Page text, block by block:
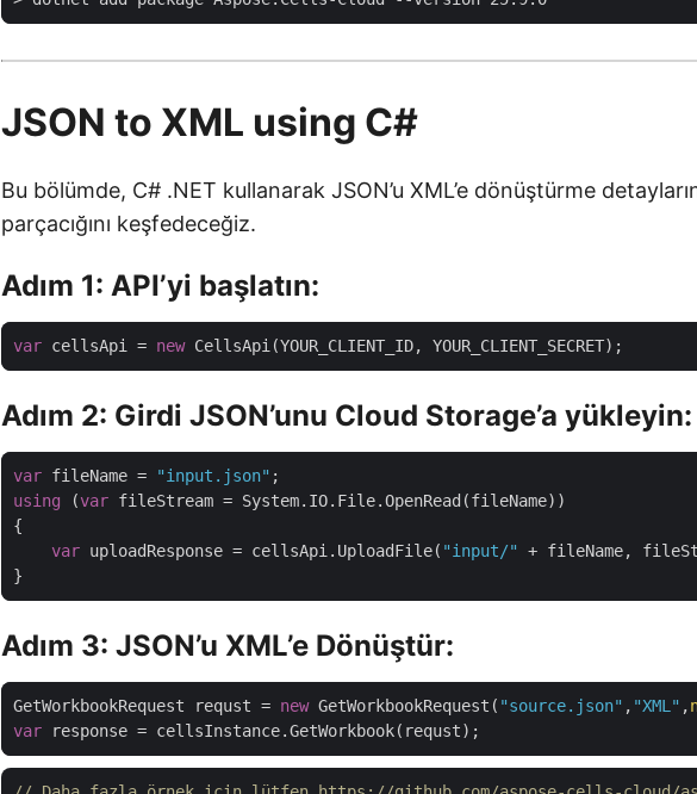
JSON to XML using C#
Bu bölümde, C# .NET kullanarak JSON’u XML’e dönüştürme
parçacığını keşfedeceğiz.
Adım 1: API’yi başlatın:
var cellsApi = new
Adım 2: Girdi JSON’unu Cloud Storage’a yükleyin:
var fileName = "input.json"
using (var
var uploadResponse = cellsApi.UploadFile( "input/"
Adım 3: JSON’u XML’e Dönüştür:
GetWorkbookRequest requst = new GetWorkbookRequest( "source.json" , "XML" ,
var